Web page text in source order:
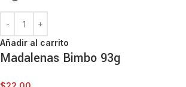
Añadir al carrito
Madalenas Bimbo 93g